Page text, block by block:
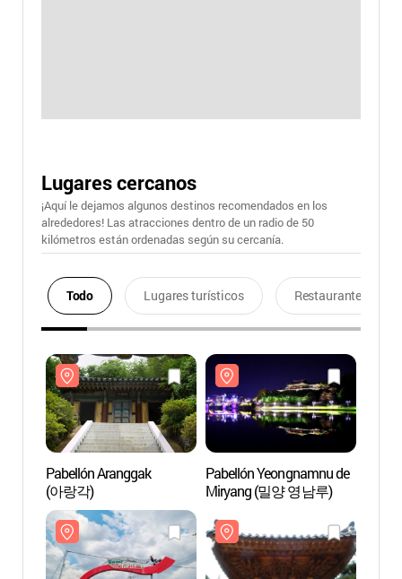
Lugares cercanos
¡Aquí le dejamos algunos destinos recomendados en los
alrededores! Las atracciones dentro de un radio de 50
kilómetros están ordenadas según su cercanía.
Todo Lugares turísticos Restaurantes
Pabellón Aranggak
(아랑각)
Pabellón Yeongnamnu de
Miryang (밀양 영남루)